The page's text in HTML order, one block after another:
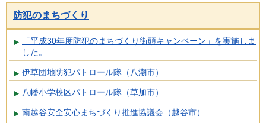
防犯のまちづくり
「平成30年度防犯のまちづくり街頭キャンペーン」を実施しま
した。
伊草団地防犯パトロール隊（八潮市）
八幡小学校区パトロール隊（草加市）
南越谷安全安心まちづくり推進協議会（越谷市）